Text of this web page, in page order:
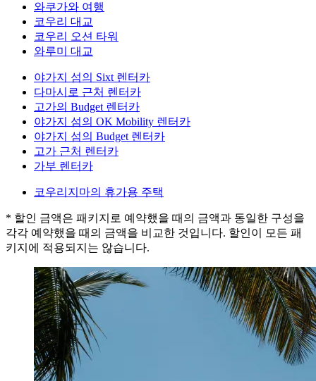
와쿠가와 여행
코우리 대교
코우리 오션 타워
와루미 대교
야가지 섬의 Sixt 렌터카
다마시로 근처 렌터카
고가의 Budget 렌터카
야가지 섬의 OK Mobility 렌터카
야가지 섬의 Budget 렌터카
고가 근처 렌터카
가부 렌터카
코우리지마의 휴가용 주택
* 할인 금액은 패키지로 예약했을 때의 금액과 동일한 구성을
각각 예약했을 때의 금액을 비교한 것입니다. 할인이 모든 패
키지에 적용되지는 않습니다.